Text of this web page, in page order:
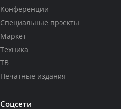
Конференции
Специальные проекты
Маркет
Техника
ТВ
Печатные издания
Соцсети